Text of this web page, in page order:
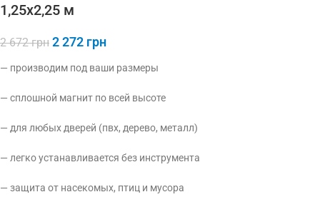
1,25х2,25 м
2 672грн 2 272 грн
— производим под ваши размеры
— сплошной магнит по всей высоте
— для любых дверей (пвх, дерево, металл)
— легко устанавливается без инструмента
— защита от насекомых, птиц и мусора